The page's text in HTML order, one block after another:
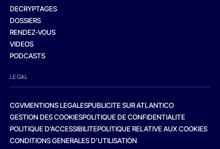
DECRYPTAGES
DOSSIERS
RENDEZ-VOUS
VIDEOS
PODCASTS
LEGAL
CGVMENTIONS LEGALESPUBLICITE SUR ATLANTICO
GESTION DES COOKIESPOLITIQUE DE CONFIDENTIALITE
POLITIQUE D’ACCESSIBILITEPOLITIQUE RELATIVE AUX COOKIES
CONDITIONS GENERALES D’UTILISATION